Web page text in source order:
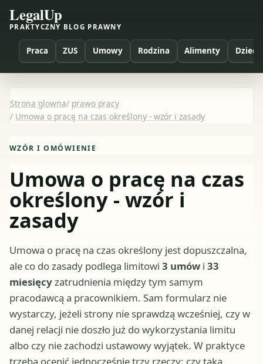
LegalUp
PRAKTYCZNY BLOG PRAWNY
Praca ZUS Umowy Rodzina Alimenty Dzieci
Strona glowna/ prawo pracy
/ Umowa o pracę na czas określony - wzór i zasady
WZÓR I OMÓWIENIE
Umowa o pracę na czas
określony - wzór i
zasady
Umowa o pracę na czas określony jest dopuszczalna,
ale co do zasady podlega limitowi 3 umów i 33
miesięcyzatrudnienia między tym samym
pracodawcą a pracownikiem. Sam formularz nie
wystarczy, jeżeli strony nie sprawdzą wcześniej, czy w
danej relacji nie doszło już do wykorzystania limitu
albo czy nie zachodzi ustawowy wyjątek. W praktyce